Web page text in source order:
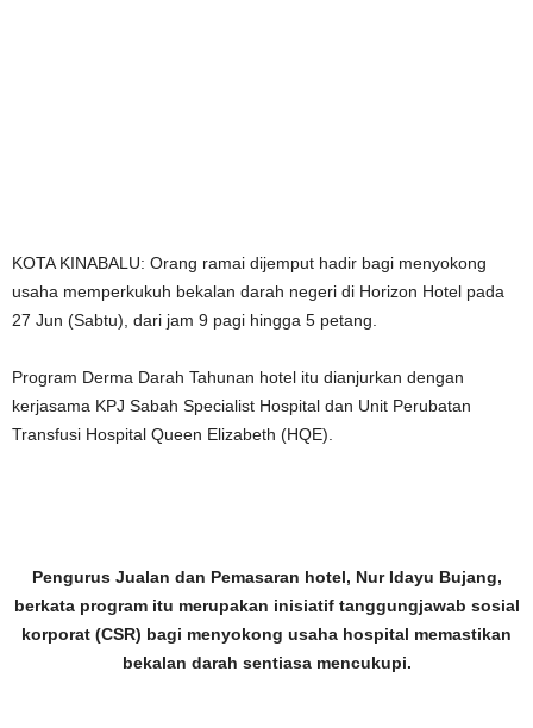
KOTA KINABALU: Orang ramai dijemput hadir bagi menyokong
usaha memperkukuh bekalan darah negeri di Horizon Hotel pada
27 Jun (Sabtu), dari jam 9 pagi hingga 5 petang.
Program Derma Darah Tahunan hotel itu dianjurkan dengan
kerjasama KPJ Sabah Specialist Hospital dan Unit Perubatan
Transfusi Hospital Queen Elizabeth (HQE).
Pengurus Jualan dan Pemasaran hotel, Nur Idayu Bujang,
berkata program itu merupakan inisiatif tanggungjawab sosial
korporat (CSR) bagi menyokong usaha hospital memastikan
bekalan darah sentiasa mencukupi.